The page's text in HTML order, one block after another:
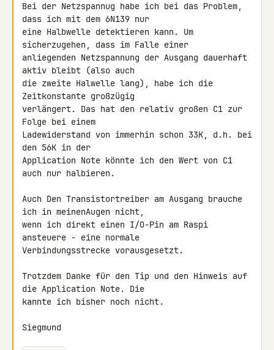
Bei der Netzspannug habe ich bei das Problem,
dass ich mit dem 6N139 nur
eine Halbwelle detektieren kann. Um
sicherzugehen, dass im Falle einer
anliegenden Netzspannung der Ausgang dauerhaft
aktiv bleibt (also auch
die zweite Halwelle lang), habe ich die
Zeitkonstante großzügig
verlängert. Das hat den relativ großen C1 zur
Folge bei einem
Ladewiderstand von immerhin schon 33K, d.h. bei
den 56K in der
Application Note könnte ich den Wert von C1
auch nur halbieren.
Auch Den Transistortreiber am Ausgang brauche
ich in meinenAugen nicht,
wenn ich direkt einen I/O-Pin am Raspi
ansteuere - eine normale
Verbindungsstrecke vorausgesetzt.
Trotzdem Danke für den Tip und den Hinweis auf
die Application Note. Die
kannte ich bisher noch nicht.
Siegmund